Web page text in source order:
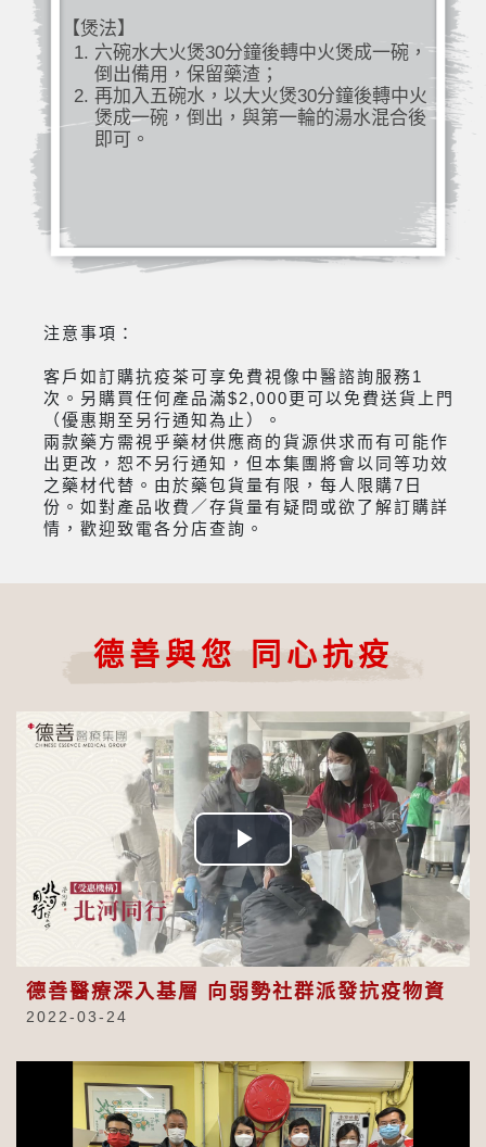
【煲法】
六碗水大火煲30分鐘後轉中火煲成一碗，
倒出備用，保留藥渣；
再加入五碗水，以大火煲30分鐘後轉中火
煲成一碗，倒出，與第一輪的湯水混合後
即可。
注意事項：
客戶如訂購抗疫茶可享免費視像中醫諮詢服務1
次。另購買任何產品滿$2,000更可以免費送貨上門
（優惠期至另行通知為止）。
兩款藥方需視乎藥材供應商的貨源供求而有可能作
出更改，恕不另行通知，但本集團將會以同等功效
之藥材代替。由於藥包貨量有限，每人限購7日
份。如對產品收費／存貨量有疑問或欲了解訂購詳
情，歡迎致電各分店查詢。
德善與您 同心抗疫
Play
Video
德善醫療深入基層 向弱勢社群派發抗疫物資
2022-03-24